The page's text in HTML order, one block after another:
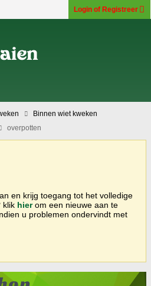
Login of Registreer
Binnen wiet kweken
overpotten
en krijg toegang tot het volledige
klik hierom een nieuwe aan te
u problemen ondervindt met